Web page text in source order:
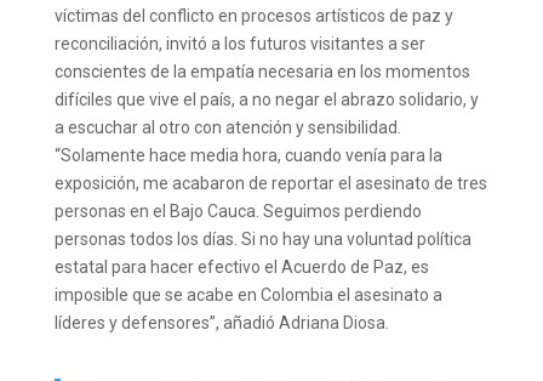
víctimas del conflicto en procesos artísticos de paz y
reconciliación, invitó a los futuros visitantes a ser
conscientes de la empatía necesaria en los momentos
difíciles que vive el país, a no negar el abrazo solidario, y
a escuchar al otro con atención y sensibilidad.
“Solamente hace media hora, cuando venía para la
exposición, me acabaron de reportar el asesinato de tres
personas en el Bajo Cauca. Seguimos perdiendo
personas todos los días. Si no hay una voluntad política
estatal para hacer efectivo el Acuerdo de Paz, es
imposible que se acabe en Colombia el asesinato a
líderes y defensores”, añadió Adriana Diosa.